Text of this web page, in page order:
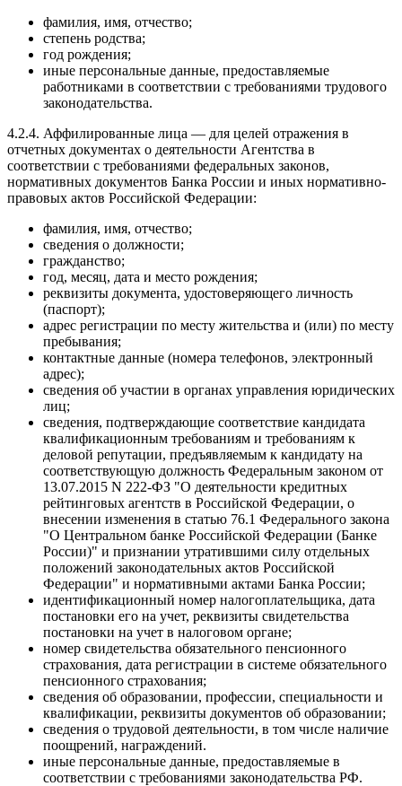
фамилия, имя, отчество;
степень родства;
год рождения;
иные персональные данные, предоставляемые
работниками в соответствии с требованиями трудового
законодательства.
4.2.4. Аффилированные лица — для целей отражения в
отчетных документах о деятельности Агентства в
соответствии с требованиями федеральных законов,
нормативных документов Банка России и иных нормативно-
правовых актов Российской Федерации:
фамилия, имя, отчество;
сведения о должности;
гражданство;
год, месяц, дата и место рождения;
реквизиты документа, удостоверяющего личность
(паспорт);
адрес регистрации по месту жительства и (или) по месту
пребывания;
контактные данные (номера телефонов, электронный
адрес);
сведения об участии в органах управления юридических
лиц;
сведения, подтверждающие соответствие кандидата
квалификационным требованиям и требованиям к
деловой репутации, предъявляемым к кандидату на
соответствующую должность Федеральным законом от
13.07.2015 N 222-ФЗ "О деятельности кредитных
рейтинговых агентств в Российской Федерации, о
внесении изменения в статью 76.1 Федерального закона
"О Центральном банке Российской Федерации (Банке
России)" и признании утратившими силу отдельных
положений законодательных актов Российской
Федерации" и нормативными актами Банка России;
идентификационный номер налогоплательщика, дата
постановки его на учет, реквизиты свидетельства
постановки на учет в налоговом органе;
номер свидетельства обязательного пенсионного
страхования, дата регистрации в системе обязательного
пенсионного страхования;
сведения об образовании, профессии, специальности и
квалификации, реквизиты документов об образовании;
сведения о трудовой деятельности, в том числе наличие
поощрений, награждений.
иные персональные данные, предоставляемые в
соответствии с требованиями законодательства РФ.